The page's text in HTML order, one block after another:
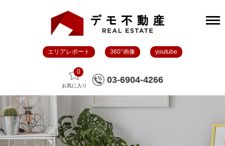
エリアレポート 360°画像 youtube
0
お気に入り
03-6904-4266